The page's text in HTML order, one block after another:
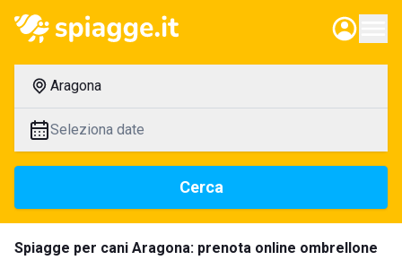
Aragona
Seleziona date
Cerca
Spiagge per cani Aragona: prenota online ombrellone